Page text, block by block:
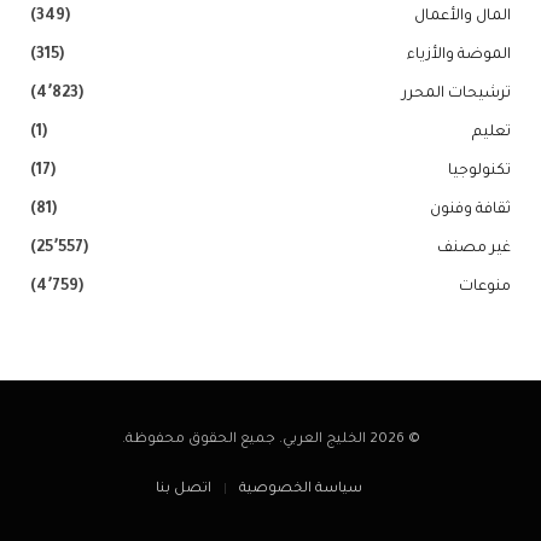
المال والأعمال (349)
الموضة والأزياء (315)
ترشيحات المحرر (4٬823)
تعليم (1)
تكنولوجيا (17)
ثقافة وفنون (81)
غير مصنف (25٬557)
منوعات (4٬759)
© 2026 الخليج العربي. جميع الحقوق محفوظة.
سياسة الخصوصية اتصل بنا